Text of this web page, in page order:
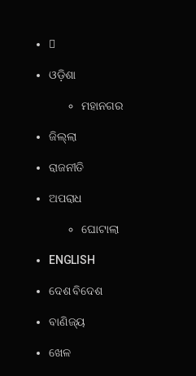
ଓଡ଼ିଶା
ମହାନଗର
ଜିଲ୍ଲା
ରାଜନୀତି
ଅପରାଧ
ଘୋଟାଲା
ENGLISH
ଦେଶ ବିଦେଶ
ବାଣିଜ୍ୟ
ଖେଳ